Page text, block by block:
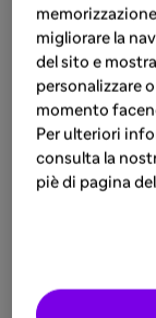
ARTICOLO
11 feb
Burden
migliorare la
del sito e
personalizzare
momento
Per ulteriori
consulta la
piè di pagina